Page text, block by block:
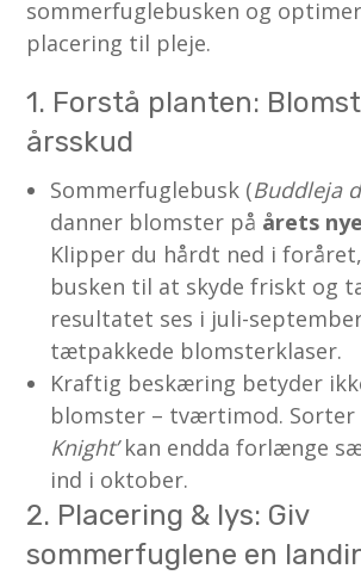
sommerfuglebusken og
placering til pleje.
1. Forstå planten:
årsskud
Sommerfuglebusk (Buddleja
danner blomster på årets
Klipper du hårdt ned i
busken til at skyde friskt og
resultatet ses i juli-
tætpakkede blomsterklaser.
Kraftig beskæring betyder
blomster – tværtimod. Sorter
Knight’kan endda forlænge
ind i oktober.
2. Placering & lys: Giv
sommerfuglene en